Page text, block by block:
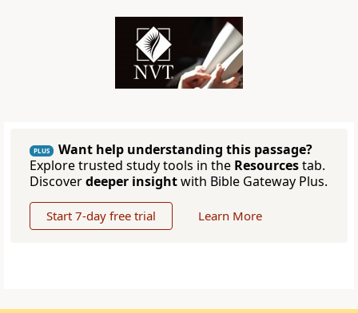
PLUS
Want help understanding this passage?
Explore trusted study tools in the Resourcestab.
Discoverdeeper insightwith Bible Gateway Plus.
Start 7-day free trial Learn More